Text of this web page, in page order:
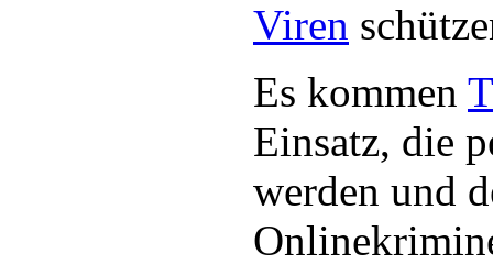
Viren
Es kommen
Einsatz, die
werden und